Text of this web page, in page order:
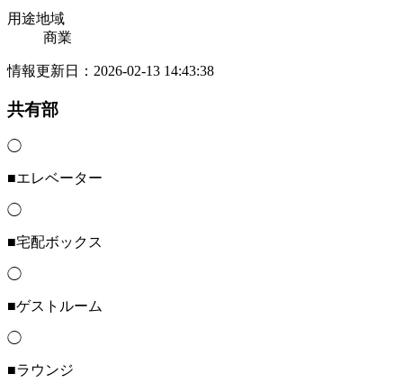
用途地域
商業
情報更新日：2026-02-13 14:43:38
共有部
◯
■エレベーター
◯
■宅配ボックス
◯
■ゲストルーム
◯
■ラウンジ